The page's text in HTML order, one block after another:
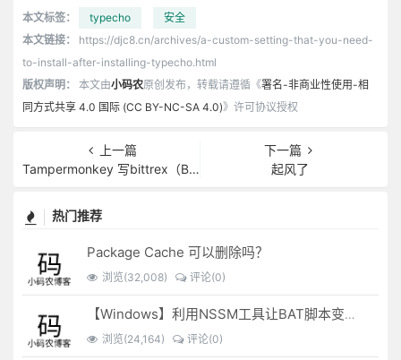
本文标签： typecho
安全
本文链接：
https://djc8.cn/archives/a-custom-setting-that-you-need-
to-install-after-installing-typecho.html
版权声明：
本文由小码农原创发布，转载请遵循《署名-非商业性使用-相
同方式共享 4.0 国际 (CC BY-NC-SA 4.0)》许可协议授权
上一篇
Tampermonkey 写bittrex（B网）自动汇率工具
下一篇
起风了
热门推荐
Package Cache 可以删除吗？
浏览(32,008) 评论(0)
【Windows】利用NSSM工具让BAT脚本变成后台服务
浏览(24,164) 评论(0)